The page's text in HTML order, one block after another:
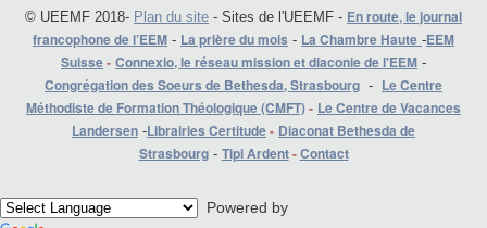
© UEEMF 2018- Plan du site - Sites de l'UEEMF - En route, le journal
francophone de l’EEM - La prière du mois - La Chambre Haute -EEM
Suisse- Connexio, le réseau mission et diaconie de l'EEM -
Congrégation des Soeurs de Bethesda, Strasbourg - Le Centre
Méthodiste de Formation Théologique (CMFT)- Le Centre de Vacances
Landersen -Librairies Certitude- Diaconat Bethesda de
Strasbourg- Tipi Ardent-Contact
Powered by